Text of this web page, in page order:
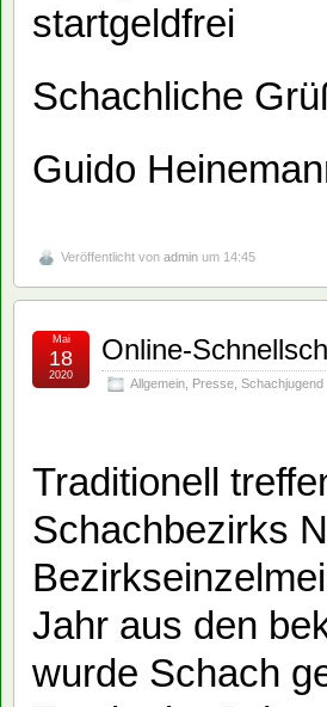
startgeldfrei
Schachliche
Guido
Veröffentlicht von admin um 14:45
Online-
Allgemein Presse Schachjugend
Mai
18
2020
Traditionell
Schachbezirks
Jahr aus den
wurde Schach